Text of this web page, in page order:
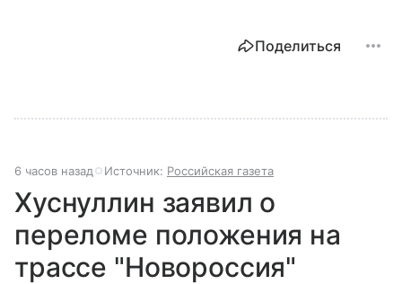
Поделиться
6 часов назад Источник: Российская газета
Хуснуллин заявил о
переломе положения на
трассе "Новороссия"